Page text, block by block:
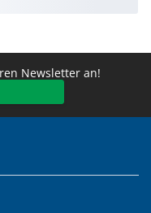
Newsletter an!